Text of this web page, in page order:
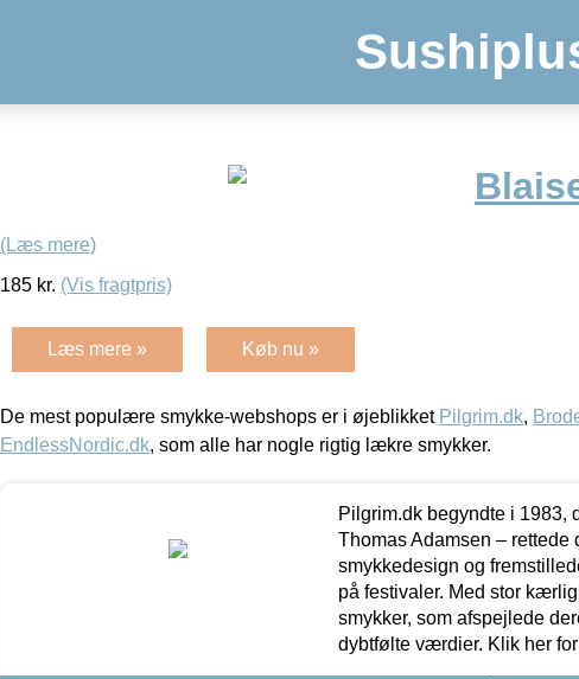
(Læs mere)
185 kr. (Vis fragtpris)
Læs mere » Køb nu »
De mest populære smykke-webshops er i øjeblikket Pilgrim.dk,
EndlessNordic.dk, som alle har nogle rigtig lækre smykker.
Pilgrim.dk begyndte i 1983,
Thomas Adamsen – rettede
smykkedesign og
på festivaler. Med stor
smykker, som afspejlede
dybtfølte værdier. Klik her